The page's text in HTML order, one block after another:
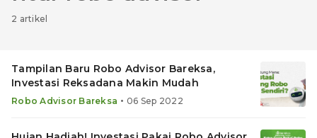
2 artikel
Tampilan Baru Robo Advisor Bareksa,
Investasi Reksadana Makin Mudah
Robo Advisor Bareksa • 06 Sep 2022